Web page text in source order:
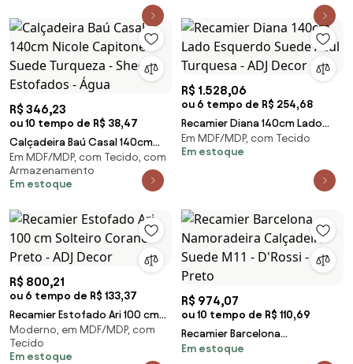
Castanho M11 - D'Rossi - Preto
R$ 346,23
ou 10 tempo de R$ 38,47
Calçadeira Baú Casal 140cm
Nicole Capitonê Suede
Turqueza - Sheep Estofados -
Água
Em MDF/MDP, com Tecido, com
Armazenamento
Em estoque
R$ 1.528,06
ou 6 tempo de R$ 254,68
Recamier Diana 140cm Lado
Esquerdo Suede Azul Turquesa
- ADJ Decor
Em MDF/MDP, com Tecido
Em estoque
R$ 800,21
ou 6 tempo de R$ 133,37
Recamier Estofado Ari 100 cm
Solteiro Corano Preto - ADJ
Decor
Moderno, em MDF/MDP, com
Tecido
Em estoque
R$ 974,07
ou 10 tempo de R$ 110,69
Recamier Barcelona
Namoradeira Calçadeira Suede
Em estoque